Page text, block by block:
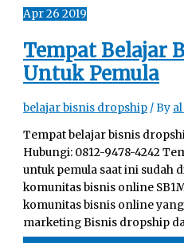
Apr26 2019
Tempat Belajar
Untuk Pemula
belajar bisnis dropship / By
Tempat belajar bisnis
Hubungi: 0812-9478-4242
untuk pemula saat ini sudah
komunitas bisnis online
komunitas bisnis online
marketing Bisnis dropship